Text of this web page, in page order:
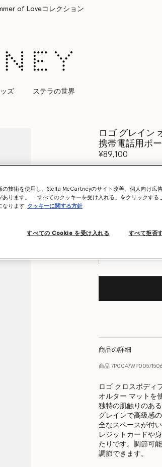
料のエクスプレス配送にてお届けします
ズ ステラの世界
ロゴ グレイン
携帯電話用ポ
¥89,100
再入荷の際に
再入荷したらメール
商品の詳細
商品
ロゴ クロスボディ
オルター マットを
独特の肌触りのあ
グレインで高級感
全なスペースが付
レジットカードや
たりです。調節可
調節できます。
の技術を使用し、Stella McCartneyのサイト改善、個人向け広
ります。 「すべてのクッキーを受け入れる」をクリックする
なります クッキーに関する方針
すべて拒否
すべての Cookie を受け入れる